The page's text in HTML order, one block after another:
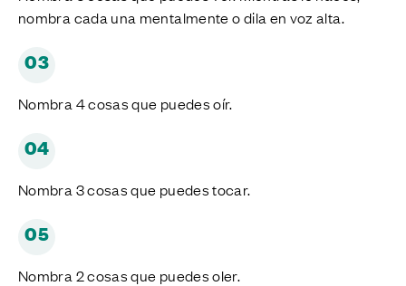
nombra cada una mentalmente o dila en voz alta.
03
Nombra 4 cosas que puedes oír.
04
Nombra 3 cosas que puedes tocar.
05
Nombra 2 cosas que puedes oler.